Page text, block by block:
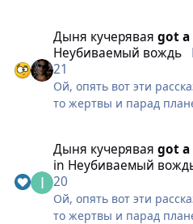
делать и булаву с маг
львиной доли урона. А
не хилит. А хил пала не
может его дать напу,
жирнее вождя.
В мету когда рей бьет
спорю навык неплохой
называть это имбой…
видео ускоренно в 1.5х
Дыня кучерявая got a
Неубиваемый вождь
21
Ой, опять вот эти
то жертвы и парад
рассказывают о каких
Обычное
Дыня кучерявая got a
in Неубиваемый
20
Ой, опять вот эти
то жертвы и парад